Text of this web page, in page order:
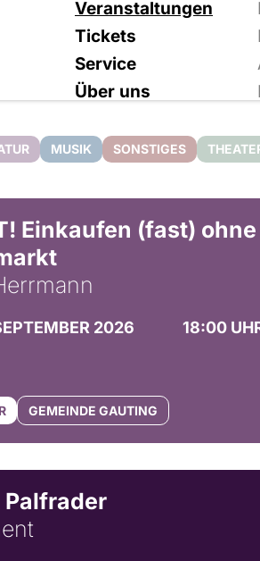
Veranstaltungen
Tickets
Service
Über uns
MUSIK SONSTIGES
Einkaufen (fast) ohne
2026 18:00
GEMEINDE GAUTING
Palfrader